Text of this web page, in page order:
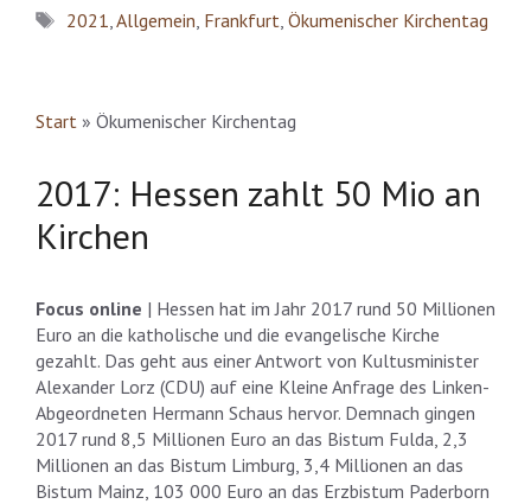
Schlagwörter
2021,Allgemein, Frankfurt, Ökumenischer Kirchentag
Start » Ökumenischer Kirchentag
2017: Hessen zahlt 50 Mio an
Kirchen
Focus online | Hessen hat im Jahr 2017 rund 50 Millionen
Euro an die katholische und die evangelische Kirche
gezahlt. Das geht aus einer Antwort von Kultusminister
Alexander Lorz (CDU) auf eine Kleine Anfrage des Linken-
Abgeordneten Hermann Schaus hervor. Demnach gingen
2017 rund 8,5 Millionen Euro an das Bistum Fulda, 2,3
Millionen an das Bistum Limburg, 3,4 Millionen an das
Bistum Mainz, 103 000 Euro an das Erzbistum Paderborn